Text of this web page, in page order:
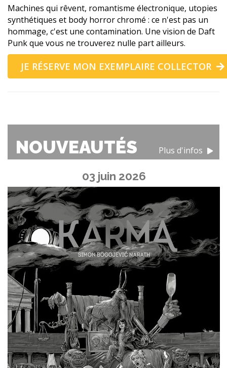
Machines qui rêvent, romantisme électronique, utopies
synthétiques et body horror chromé : ce n'est pas un
hommage, c'est une contamination. Une vision de Daft
Punk que vous ne trouverez nulle part ailleurs.
JE RÉSERVE MON EXEMPLAIRE COLLECTOR
NOUVEAUTÉS Plus d'infos
03 juin 2026